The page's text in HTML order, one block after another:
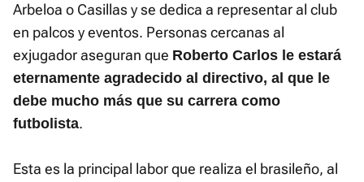
Arbeloa o Casillas y se dedica a representar al club
en palcos y eventos. Personas cercanas al
exjugador aseguran que Roberto Carlos le estará
eternamente agradecido al directivo, al que le
debe mucho más que su carrera como
futbolista.
Esta es la principal labor que realiza el brasileño, al